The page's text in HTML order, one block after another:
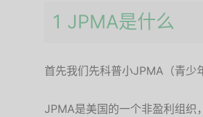
1 JPMA是什么
首先我们先科普小JPMA（青少
JPMA是美国的一个非盈利组织，